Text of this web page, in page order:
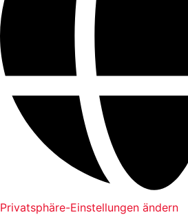
Privatsphäre-Einstellungen ändern